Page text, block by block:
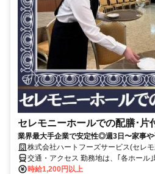
セレモニーホールでの配膳･片
業界最大手企業で安定性◎週3日〜家事や
株式会社ハートフーズサービス(セレ
交通・アクセス 勤務地は、｢各ホール
駅近現場多数
時給1,200円以上